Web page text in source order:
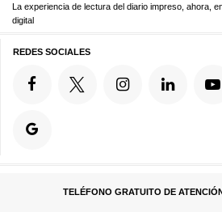
La experiencia de lectura del diario impreso, ahora,
digital
REDES SOCIALES
TELÉFONO GRATUITO DE